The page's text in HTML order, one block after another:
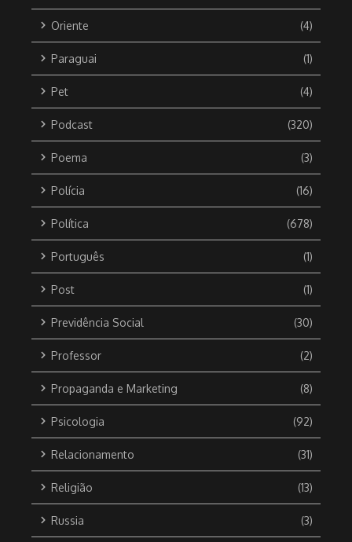
Oriente (4)
Paraguai (1)
Pet (4)
Podcast (320)
Poema (3)
Polícia (16)
Política (678)
Português (1)
Post (1)
Previdência Social (30)
Professor (2)
Propaganda e Marketing (8)
Psicologia (92)
Relacionamento (31)
Religião (13)
Russia (3)